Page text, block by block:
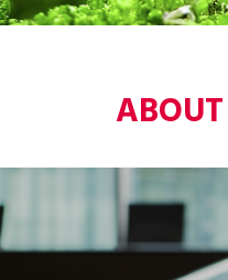
ABOUT